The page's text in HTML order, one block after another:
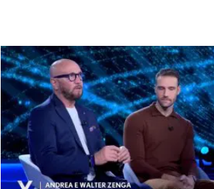
Cucina e Ricette
Consigli di Cucina
Dolci
Le Ricette in TV